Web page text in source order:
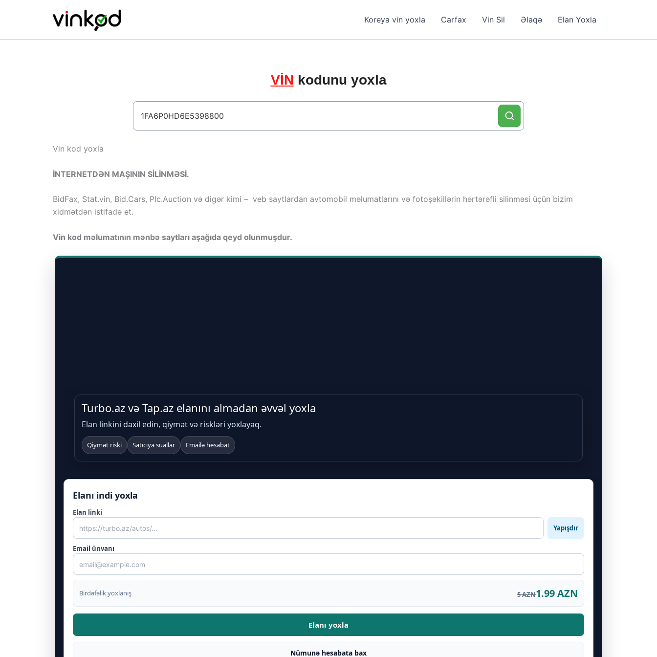
Koreya vin yoxla Carfax Vin Sil Əlaqə Elan Yoxla
VİN kodunu yoxla
Vin kod yoxla
İNTERNETDƏN MAŞININ SİLİNMƏSİ.
BidFax, Stat.vin, Bid.Cars, Plc.Auction və digər kimi – veb saytlardan avtomobil məlumatlarını və fotoşəkillərin hərtərəfli silinməsi üçün bizim
xidmətdən istifadə et.
Vin kod məlumatının mənbə saytları aşağıda qeyd olunmuşdur.
Turbo.az və Tap.az elanını almadan əvvəl yoxla
Elan linkini daxil edin, qiymət və riskləri yoxlayaq.
Qiymət riski Satıcıya suallar Emailə hesabat
Elanı indi yoxla
Elan linki
Yapışdır
Email ünvanı
Birdəfəlik yoxlanış 5 AZN1.99 AZN
Elanı yoxla
Nümunə hesabata bax